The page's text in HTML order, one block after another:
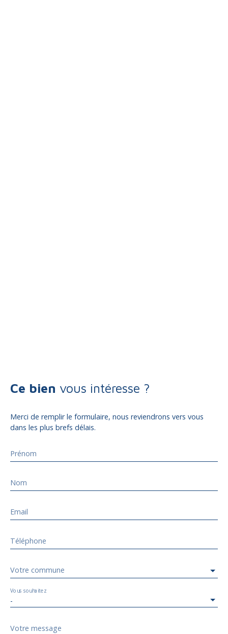
Ce bien vous intéresse ?
Merci de remplir le formulaire, nous reviendrons vers vous
dans les plus brefs délais.
Prénom
Nom
Email
Téléphone
Votre commune
-
Vous souhaitez
Votre message